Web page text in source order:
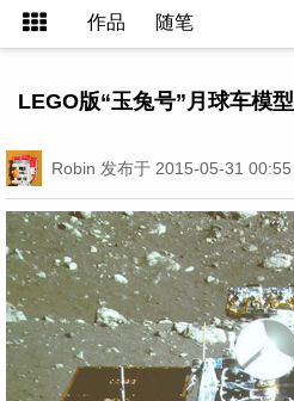
作品 随笔
LEGO版“玉兔号”月球车模型
Robin 发布于 2015-05-31 00:55